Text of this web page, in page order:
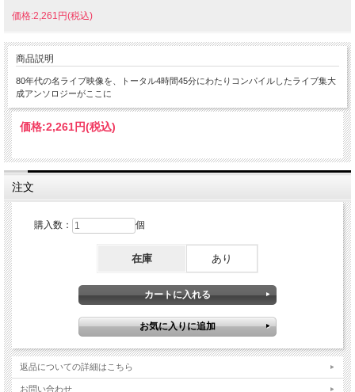
価格:2,261円(税込)
商品説明
80年代の名ライブ映像を、トータル4時間45分にわたりコンパイルしたライブ集大
成アンソロジーがここに
価格:2,261円(税込)
注文
購入数： 個
在庫 あり
返品についての詳細はこちら
お問い合わせ